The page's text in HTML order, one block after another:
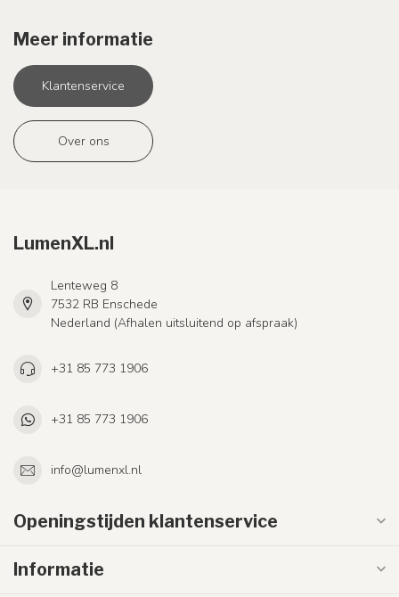
Meer informatie
Klantenservice
Over ons
LumenXL.nl
Lenteweg 8
7532 RB Enschede
Nederland (Afhalen uitsluitend op afspraak)
+31 85 773 1906
+31 85 773 1906
info@lumenxl.nl
Openingstijden klantenservice
Informatie